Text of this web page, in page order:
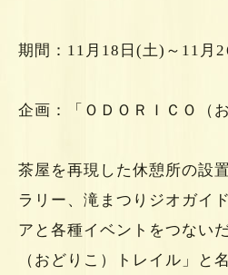
期間：11月18日(土)～11月
企画：「ＯＤＯＲＩＣＯ（
茶屋を再現した休憩所の設
ラリー、滝まつりジオガイ
アと各種イベントをつない
（おどりこ）トレイル」と